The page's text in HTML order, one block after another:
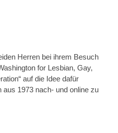
Herren bei ihrem Besuch
for Lesbian, Gay,
auf die Idee dafür
aus 1973 nach- und online zu